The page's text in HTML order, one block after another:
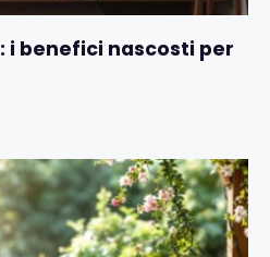
i benefici nascosti per